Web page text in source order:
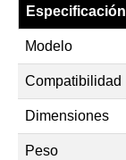
Especificación
Modelo
Compatibilidad
Dimensiones
Peso